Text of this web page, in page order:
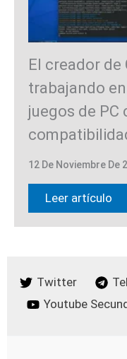
El creador de
trabajando
juegos de PC
12 De Noviembre De
Leer artículo
Twitter
Youtube